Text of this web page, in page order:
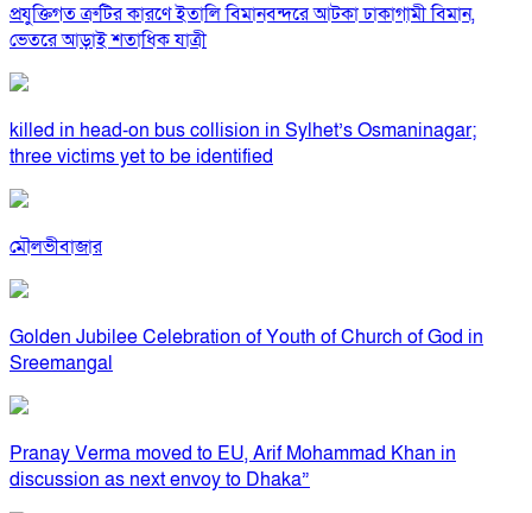
প্রযুক্তিগত ত্রুটির কারণে ইতালি বিমানবন্দরে আটকা ঢাকাগামী বিমান,
ভেতরে আড়াই শতাধিক যাত্রী
killed in head-on bus collision in Sylhet’s Osmaninagar;
three victims yet to be identified
মৌলভীবাজার
Golden Jubilee Celebration of Youth of Church of God in
Sreemangal
Pranay Verma moved to EU, Arif Mohammad Khan in
discussion as next envoy to Dhaka”